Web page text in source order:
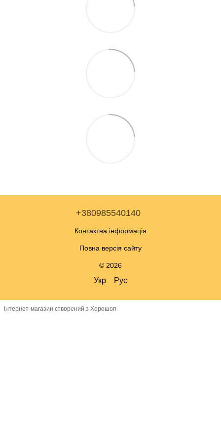
+380985540140
Контактна інформація
Повна версія сайту
© 2026
Укр Рус
Інтернет-магазин створений з Хорошоп